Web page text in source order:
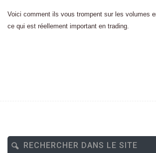
Voici comment ils vous trompent sur les volumes
ce qui est réellement important en trading.
RECHERCHER DANS LE SITE